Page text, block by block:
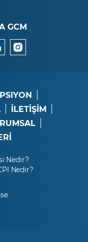
GCM
İLETİŞİM
Nedir?
Nedir?